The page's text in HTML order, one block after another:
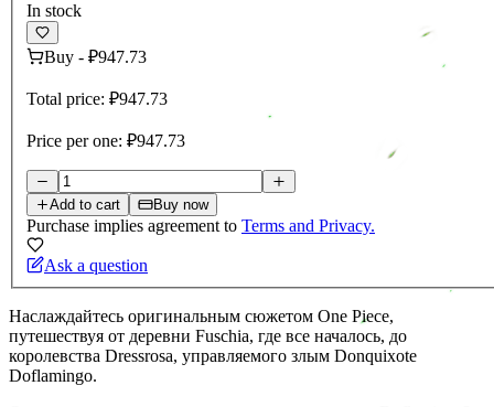
In stock
Buy - ₽947.73
Total price: ₽947.73
Price per one: ₽947.73
Add to cart Buy now
Purchase implies agreement to Terms and Privacy.
Ask a question
Наслаждайтесь оригинальным сюжетом One Piece,
путешествуя от деревни Fuschia, где все началось, до
королевства Dressrosa, управляемого злым Donquixote
Doflamingo.